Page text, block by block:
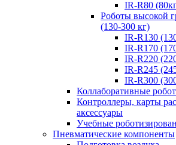
IR-R80
Роботы высокой
(130-300 кг)
IR-R130
IR-R170
IR-R220
IR-R245
IR-R300
Коллаборативные
Контроллеры, карты
аксессуары
Учебные
Пневматические компоненты